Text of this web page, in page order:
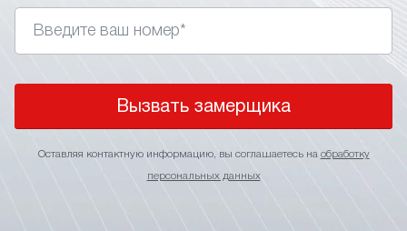
Вызвать замерщика
Оставляя контактную информацию, вы соглашаетесь на обработку
персональных данных